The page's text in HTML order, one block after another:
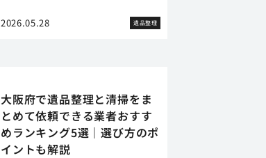
2026.05.28 遺品整理
大阪府で遺品整理と清掃をま
とめて依頼できる業者おすす
めランキング5選｜選び方のポ
イントも解説